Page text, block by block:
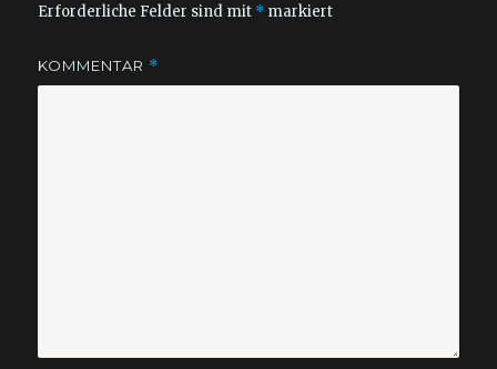
Erforderliche Felder sind mit * markiert
KOMMENTAR *